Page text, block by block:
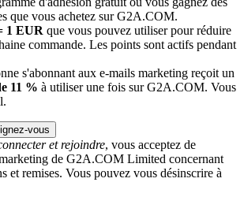
que vous achetez sur G2A.COM.
1 EUR que vous pouvez utiliser pour réduire
commande. Les points sont actifs pendant
s'abonnant aux e-mails marketing reçoit un
11 % à utiliser une fois sur G2A.COM. Vous
vous
et rejoindre, vous acceptez de
de G2A.COM Limited concernant
et remises. Vous pouvez vous désinscrire à